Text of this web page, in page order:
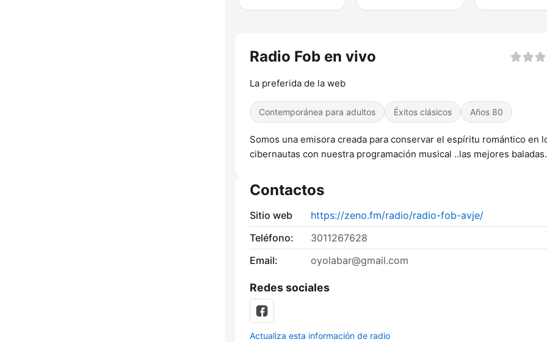
Radio Fob en vivo
La preferida de la web
Contemporánea para adultos Éxitos clásicos Años 80
Somos una emisora creada para conservar el espíritu romántico en
cibernautas con nuestra programación musical ..las mejores
Contactos
Sitio web
https://zeno.fm/radio/radio-fob-avje/
Teléfono:
3011267628
Email:
oyolabar@gmail.com
Redes sociales
Actualiza esta información de radio